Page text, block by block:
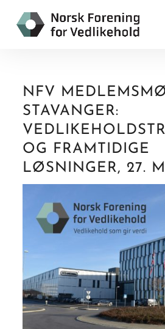
NFV
STAVANGER:
OG FRAMTIDIGE
LØSNINGER, 27.